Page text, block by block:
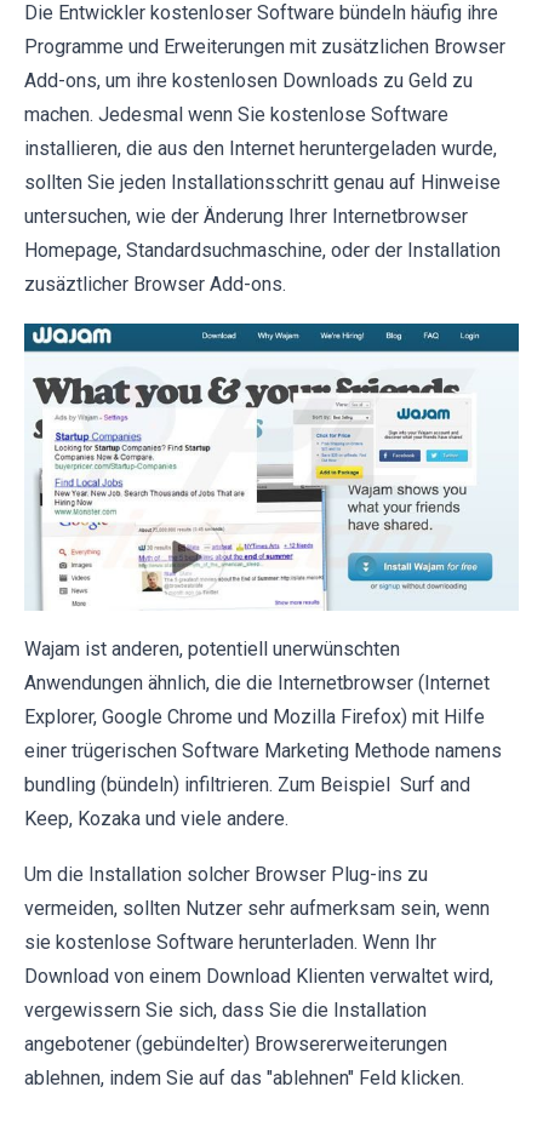
Die Entwickler kostenloser Software bündeln häufig ihre
Programme und Erweiterungen mit zusätzlichen Browser
Add-ons, um ihre kostenlosen Downloads zu Geld zu
machen. Jedesmal wenn Sie kostenlose Software
installieren, die aus den Internet heruntergeladen wurde,
sollten Sie jeden Installationsschritt genau auf Hinweise
untersuchen, wie der Änderung Ihrer Internetbrowser
Homepage, Standardsuchmaschine, oder der Installation
zusäztlicher Browser Add-ons.
Wajam ist anderen, potentiell unerwünschten
Anwendungen ähnlich, die die Internetbrowser (Internet
Explorer, Google Chrome und Mozilla Firefox) mit Hilfe
einer trügerischen Software Marketing Methode namens
bundling (bündeln) infiltrieren. Zum Beispiel Surf and
Keep, Kozaka und viele andere.
Um die Installation solcher Browser Plug-ins zu
vermeiden, sollten Nutzer sehr aufmerksam sein, wenn
sie kostenlose Software herunterladen. Wenn Ihr
Download von einem Download Klienten verwaltet wird,
vergewissern Sie sich, dass Sie die Installation
angebotener (gebündelter) Browsererweiterungen
ablehnen, indem Sie auf das "ablehnen" Feld klicken.